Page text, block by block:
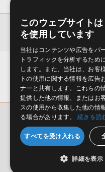
★5
★4
★3
★2
★1
レビューをもっと見る »
KONTAKTフォーマットにつ
KONTAKTフォーマットは、
でお使いいただけます。無償
ただけませんので、ご注意
への表示にも対応しておりま
4GBを超えるデータに関する
HDDには、1ファイル4GBを
せん。データ容量が4GBを
きます際には、NTFSやHFS
いただく必要がございます。
製品の購入手続き完了後、
知らせするメールの2通が送
ます説明に沿って、製品の
サンプルパック製品には、
関連情報
【Producer Loops】約4,000
50%OFF！サマーセール！
VANDALISM 製品一覧
サンプルパック
会社概要 環境保護（CSR）への取
サイト動作環境
利用規約
このウェブサイト
を使用しています
当社はコンテンツや広告をパ
トラフィックを分析するため
します。また、当社は、お客
トの使用に関する情報を広告
ナーと共有します。これらの
提供した他の情報、またはお
スの使用から収集した他の情
る場合があります。
続きを読
すべてを受け入れる
詳細を表示